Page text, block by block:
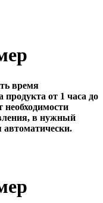
время
продукта от 1 часа до
необходимости
в нужный